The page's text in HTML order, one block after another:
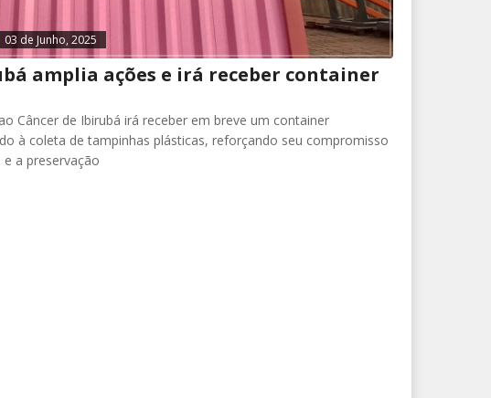
03 de Junho, 2025
amplia ações e irá receber container
Câncer de Ibirubá irá receber em breve um container
à coleta de tampinhas plásticas, reforçando seu compromisso
a preservação